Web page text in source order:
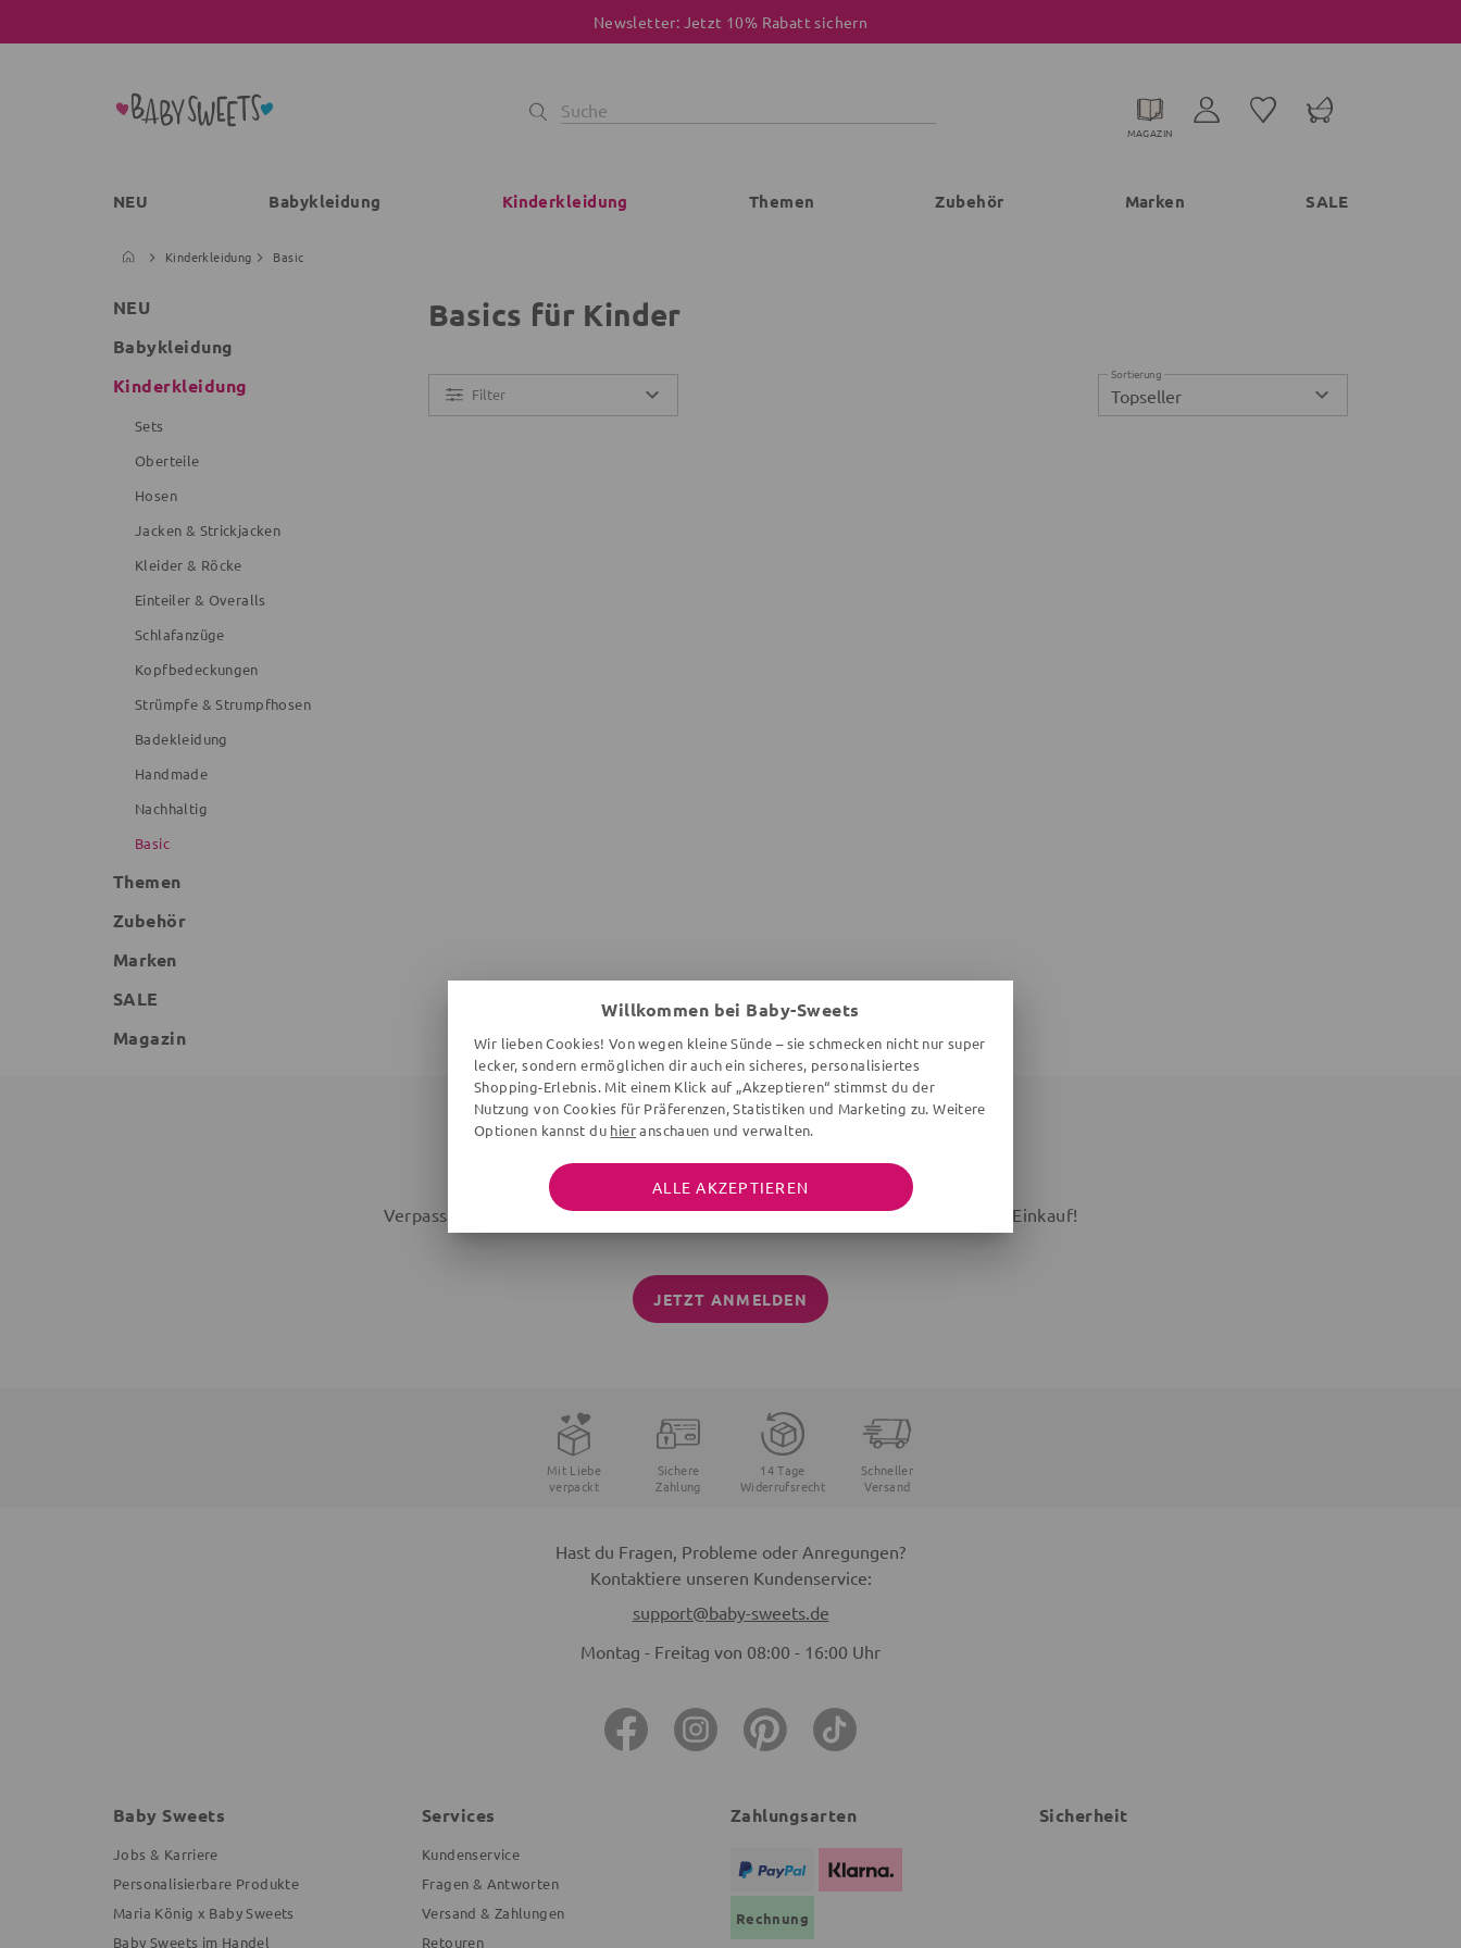
Newsletter: Jetzt 10% Rabatt sichern
MAGAZIN
NEU Babykleidung Kinderkleidung Themen Zubehör Marken SALE
Kinderkleidung Basic
NEU
Babykleidung
Kinderkleidung
Sets
Oberteile
Hosen
Jacken & Strickjacken
Kleider & Röcke
Einteiler & Overalls
Schlafanzüge
Kopfbedeckungen
Strümpfe & Strumpfhosen
Badekleidung
Handmade
Nachhaltig
Basic
Themen
Zubehör
Marken
SALE
Magazin
Basics für Kinder
Filter
Sortierung
Topseller
MELDE DICH ZU UNSEREM NEWSLETTER AN
Verpasse keine Aktionen mehr und sichere dir 10% Rabatt auf deinen ersten Einkauf!
JETZT ANMELDEN
Mit Liebe
verpackt
Sichere
Zahlung
14 Tage
Widerrufsrecht
Schneller
Versand
Hast du Fragen, Probleme oder Anregungen?
Kontaktiere unseren Kundenservice:
support@baby-sweets.de
Montag - Freitag von 08:00 - 16:00 Uhr
Baby Sweets
Jobs & Karriere
Personalisierbare Produkte
Maria König x Baby Sweets
Baby Sweets im Handel
Services
Kundenservice
Fragen & Antworten
Versand & Zahlungen
Retouren
Zahlungsarten
Rechnung
Sicherheit
Willkommen bei Baby-Sweets
Wir lieben Cookies! Von wegen kleine Sünde – sie schmecken nicht nur super
lecker, sondern ermöglichen dir auch ein sicheres, personalisiertes
Shopping-Erlebnis. Mit einem Klick auf „Akzeptieren“ stimmst du der
Nutzung von Cookies für Präferenzen, Statistiken und Marketing zu. Weitere
Optionen kannst du hieranschauen und verwalten.
ALLE AKZEPTIEREN